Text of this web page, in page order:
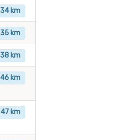
34 km
35 km
38 km
46 km
47 km